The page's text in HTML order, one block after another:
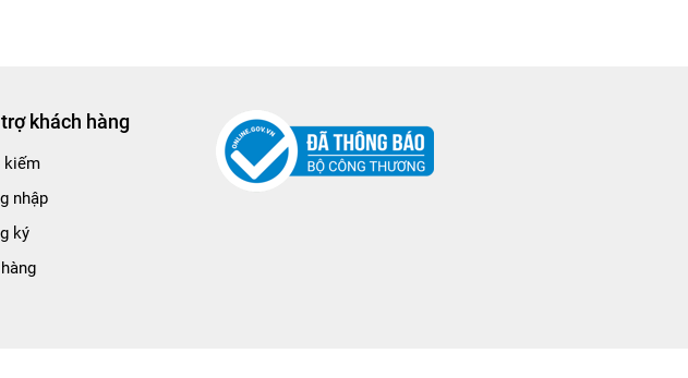
khách hàng
kiếm
nhập
ký